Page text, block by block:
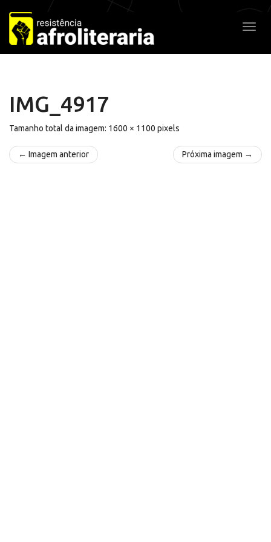
Pular
para
o
conteúdo
IMG_4917
Tamanho total da imagem: 1600 × 1100 pixels
← Imagem anterior Próxima imagem →